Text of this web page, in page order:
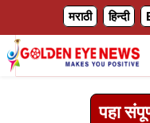
मराठी हिन्दी
पहा